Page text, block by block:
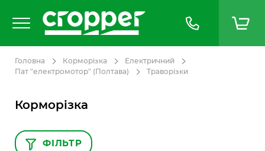
Головна Корморізка
Електричний
Пат "електромотор" (Полтава)
Траворізки
Корморізка
ФІЛЬТР